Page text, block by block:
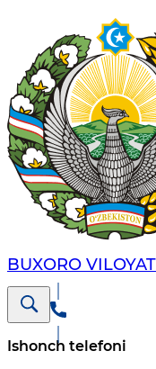
BUXORO
Ishonch telefoni